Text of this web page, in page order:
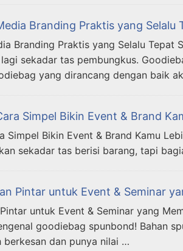
Branding Praktis yang Selalu
Branding Praktis yang Selalu
sekadar tas pembungkus.
yang dirancang dengan baik
Simpel Bikin Event & Brand
Simpel Bikin Event & Brand Kamu
sekadar tas berisi barang, tapi
Pintar untuk Event & Seminar
untuk Event & Seminar yang
goodiebag spunbond! Bahan
berkesan dan punya nilai …